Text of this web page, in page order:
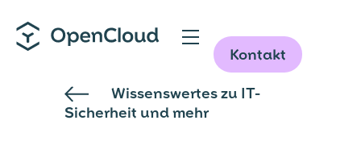
zum
Inhalt
Kontakt
Wissenswertes zu IT-
Sicherheit und mehr